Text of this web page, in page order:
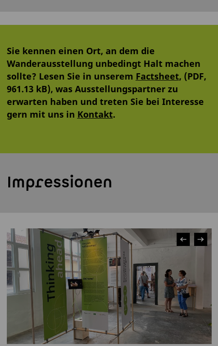
Sie kennen einen Ort, an dem die
Wanderausstellung unbedingt Halt machen
sollte? Lesen Sie in unserem Factsheet, (PDF,
961.13 kB), was Ausstellungspartner zu
erwarten haben und treten Sie bei Interesse
gern mit uns in Kontakt.
Impressionen